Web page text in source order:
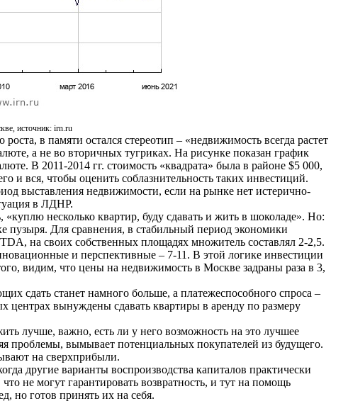
источник: irn.ru
в памяти остался стереотип – «недвижимость всегда растет
а не во вторичных тугриках. На рисунке показан график
В 2011-2014 гг. стоимость «квадрата» была в районе $5 000,
и вся, чтобы оценить соблазнительность таких инвестиций.
выставления недвижимости, если на рынке нет истерично-
в ЛДНР.
несколько квартир, буду сдавать и жить в шоколаде». Но:
Для сравнения, в стабильный период экономики
на своих собственных площадях множитель составлял 2-2,5.
и перспективные – 7-11. В этой логике инвестиции
видим, что цены на недвижимость в Москве задраны раза в 3,
сдать станет намного больше, а платежеспособного спроса –
центрах вынуждены сдавать квартиры в аренду по размеру
лучше, важно, есть ли у него возможность на это лучшее
проблемы, вымывает потенциальных покупателей из будущего.
на сверхприбыли.
другие варианты воспроизводства капиталов практически
не могут гарантировать возвратность, и тут на помощь
но готов принять их на себя.